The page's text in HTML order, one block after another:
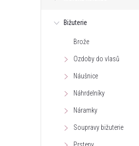
Bižuterie
Brože
Ozdoby do vlasů
Náušnice
Náhrdelníky
Náramky
Soupravy bižuterie